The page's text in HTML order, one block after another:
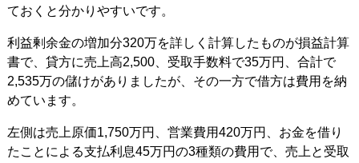
ておくと分かりやすいです。
利益剰余金の増加分320万を詳しく計算したものが損益計算
書で、貸方に売上高2,500、受取手数料で35万円、合計で
2,535万の儲けがありましたが、その一方で借方は費用を納
めています。
左側は売上原価1,750万円、営業費用420万円、お金を借り
たことによる支払利息45万円の3種類の費用で、売上と受取